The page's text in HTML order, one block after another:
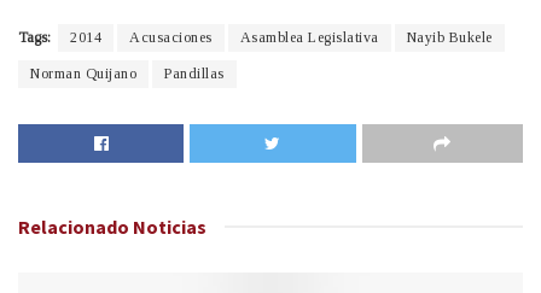
Tags: 2014 Acusaciones Asamblea Legislativa Nayib Bukele
Norman Quijano Pandillas
Relacionado Noticias